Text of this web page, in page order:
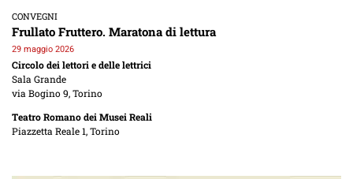
CONVEGNI
Frullato Fruttero. Maratona di lettura
29 maggio 2026
Circolo dei lettori e delle lettrici
Sala Grande
via Bogino 9, Torino
Teatro Romano dei Musei Reali
Piazzetta Reale 1, Torino